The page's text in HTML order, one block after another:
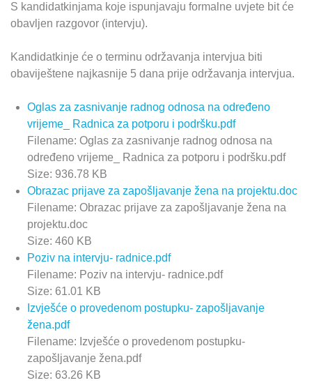
S kandidatkinjama koje ispunjavaju formalne uvjete bit će
obavljen razgovor (intervju).
Kandidatkinje će o terminu održavanja intervjua biti
obaviještene najkasnije 5 dana prije održavanja intervjua.
Oglas za zasnivanje radnog odnosa na određeno
vrijeme_ Radnica za potporu i podršku.pdf
Filename: Oglas za zasnivanje radnog odnosa na
određeno vrijeme_ Radnica za potporu i podršku.pdf
Size: 936.78 KB
Obrazac prijave za zapošljavanje žena na projektu.doc
Filename: Obrazac prijave za zapošljavanje žena na
projektu.doc
Size: 460 KB
Poziv na intervju- radnice.pdf
Filename: Poziv na intervju- radnice.pdf
Size: 61.01 KB
Izvješće o provedenom postupku- zapošljavanje
žena.pdf
Filename: Izvješće o provedenom postupku-
zapošljavanje žena.pdf
Size: 63.26 KB